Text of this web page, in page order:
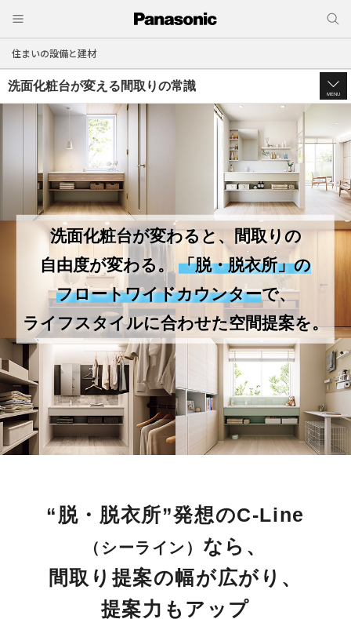
住まいの設備と建材
洗面化粧台が変える間取りの常識
MENU
洗面化粧台が変わると、間取りの
自由度が変わる。 「脱・脱衣所」の
フロートワイドカウンターで、
ライフスタイルに合わせた空間提案を。
“脱・脱衣所”発想のC-Line
（シーライン） なら、
間取り提案の幅が広がり、
提案力もアップ